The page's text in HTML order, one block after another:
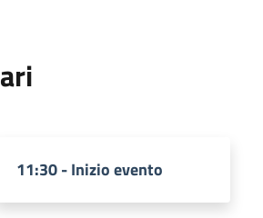
11:30 - Inizio evento